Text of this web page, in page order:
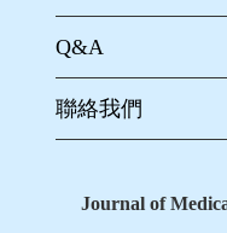
Q&A
聯絡我們
Journal of